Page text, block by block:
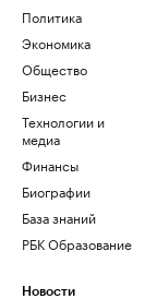
Политика
Экономика
Общество
Бизнес
Технологии и
медиа
Финансы
Биографии
База знаний
РБК Образование
Новости